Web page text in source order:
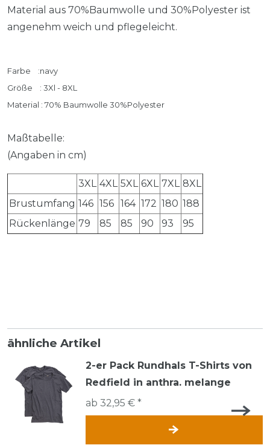
Material aus 70%Baumwolle und 30%Polyester ist
angenehm weich und pflegeleicht.
Farbe :navy
Größe : 3Xl - 8XL
Material : 70% Baumwolle 30%Polyester
Maßtabelle:
(Angaben in cm)
3XL 4XL 5XL 6XL 7XL 8XL
Brustumfang 146 156 164 172 180 188
Rückenlänge 79 85 85 90 93 95
ähnliche Artikel
2-er Pack Rundhals T-Shirts von
Redfield in anthra. melange
ab 32,95 € *